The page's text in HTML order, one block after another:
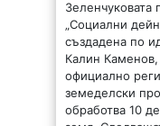
МРРБ:
ниво на
създава